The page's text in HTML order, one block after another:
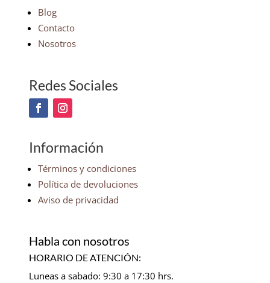
Blog
Contacto
Nosotros
Redes Sociales
Información
Términos y condiciones
Política de devoluciones
Aviso de privacidad
Habla con nosotros
HORARIO DE ATENCIÓN:
Luneas a sabado: 9:30 a 17:30 hrs.